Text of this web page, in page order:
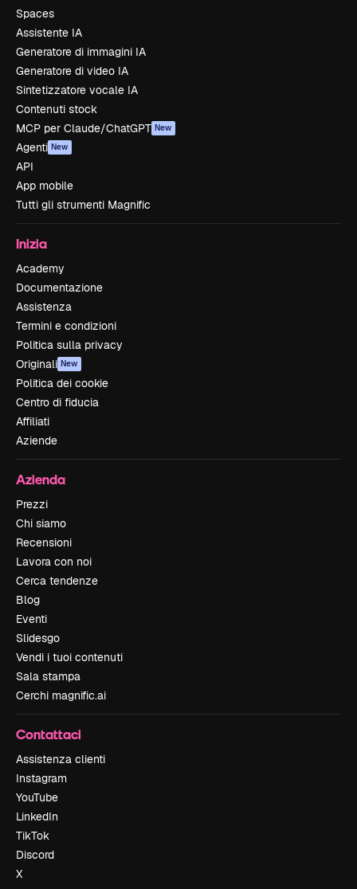
Spaces
Assistente IA
Generatore di immagini IA
Generatore di video IA
Sintetizzatore vocale IA
Contenuti stock
MCP per Claude/ChatGPT New
Agenti New
API
App mobile
Tutti gli strumenti Magnific
Inizia
Academy
Documentazione
Assistenza
Termini e condizioni
Politica sulla privacy
Originali New
Politica dei cookie
Centro di fiducia
Affiliati
Aziende
Azienda
Prezzi
Chi siamo
Recensioni
Lavora con noi
Cerca tendenze
Blog
Eventi
Slidesgo
Vendi i tuoi contenuti
Sala stampa
Cerchi magnific.ai
Contattaci
Assistenza clienti
Instagram
YouTube
LinkedIn
TikTok
Discord
X